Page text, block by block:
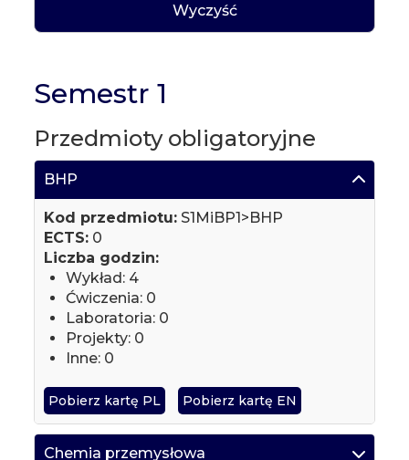
Wyczyść
Semestr 1
Przedmioty obligatoryjne
BHP
Kod przedmiotu: S1MiBP1>BHP
ECTS: 0
Liczba godzin:
Wykład: 4
Ćwiczenia: 0
Laboratoria: 0
Projekty: 0
Inne: 0
Pobierz kartę PL Pobierz kartę EN
Chemia przemysłowa